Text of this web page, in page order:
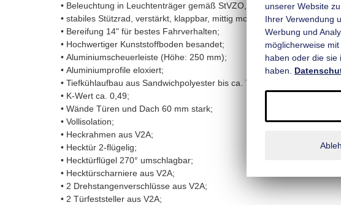
• Beleuchtung in Leuchtenträger gemäß StVZO, mit
• stabiles Stützrad, verstärkt, klappbar, mittig montiert;
• Bereifung 14" für bestes Fahrverhalten;
• Hochwertiger Kunststoffboden besandet;
• Aluminiumscheuerleiste (Höhe: 250 mm);
• Aluminiumprofile eloxiert;
• Tiefkühlaufbau aus Sandwichpolyester bis ca. 7°C;
• K-Wert ca. 0,49;
• Wände Türen und Dach 60 mm stark;
• Vollisolation;
• Heckrahmen aus V2A;
• Hecktür 2-flügelig;
• Hecktürflügel 270° umschlagbar;
• Hecktürscharniere aus V2A;
• 2 Drehstangenverschlüsse aus V2A;
• 2 Türfeststeller aus V2A;
unserer Website
Ihrer Verwendung
Werbung und
möglicherweise
haben oder die sie
haben.